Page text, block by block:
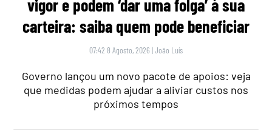
vigor e podem ‘dar uma folga’ à sua
carteira: saiba quem pode beneficiar
07:42 8 Agosto, 2026 |João Luís
Governo lançou um novo pacote de apoios: veja
que medidas podem ajudar a aliviar custos nos
próximos tempos